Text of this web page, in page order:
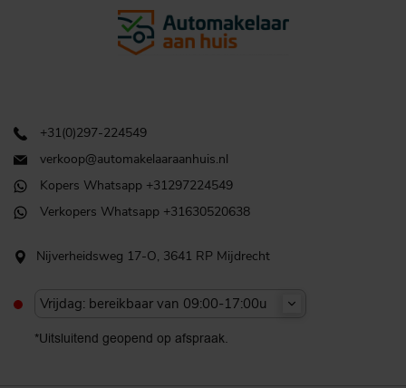
+31(0)297-224549
verkoop@automakelaaraanhuis.nl
Kopers Whatsapp +31297224549
Verkopers Whatsapp +31630520638
Nijverheidsweg 17-O, 3641 RP Mijdrecht
Vrijdag: bereikbaar van 09:00-17:00u
*Uitsluitend geopend op afspraak.